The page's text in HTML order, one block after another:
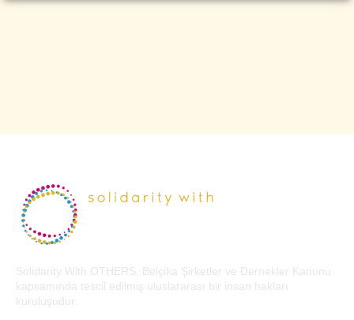
Solidarity With OTHERS, Belçika Şirketler ve Dernekler Kanunu
kapsamında tescil edilmiş uluslararası bir insan hakları
kuruluşudur.